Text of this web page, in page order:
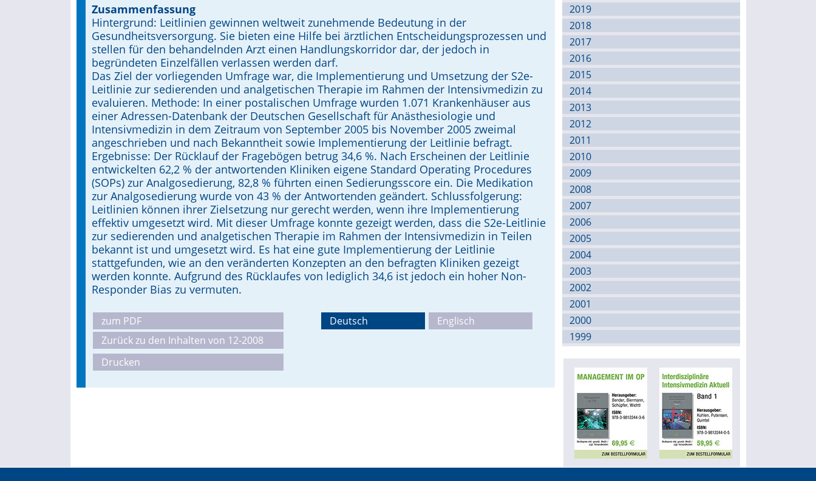
Zusammenfassung
Hintergrund: Leitlinien ge­winnen weltweit zunehmende Bedeutung in der
Gesundheitsversorgung. Sie bieten eine Hilfe bei ärztlichen Entscheidungsprozessen und
stellen für den behandelnden Arzt einen Handlungskorridor dar, der jedoch in
begründeten Einzelfällen verlassen werden darf.
Das Ziel der vorliegenden Umfrage war, die Implementierung und Umsetzung der S2e-
Leitlinie zur sedierenden und analgetischen Therapie im Rahmen der Intensivmedizin zu
evaluieren. Methode: In einer postalischen Umfrage wurden 1.071 Krankenhäuser aus
einer Adressen-Datenbank der Deutschen Gesellschaft für Anästhesiologie und
Intensivmedizin in dem Zeitraum von September 2005 bis November 2005 zweimal
angeschrieben und nach Bekanntheit sowie Implementierung der Leitlinie befragt.
Ergebnisse: Der Rücklauf der Fragebögen betrug 34,6 %. Nach Erscheinen der Leitlinie
entwickelten 62,2 % der antwortenden Kliniken eigene Standard Operating Procedures
(SOPs) zur Analgosedierung, 82,8 % führten einen Sedierungsscore ein. Die Medikation
zur Analgosedierung wurde von 43 % der Antwortenden geändert. Schlussfolgerung:
Leitlinien können ihrer Ziel­setzung nur gerecht werden, wenn ihre Implemen­tierung
effektiv umgesetzt wird. Mit dieser Umfrage konnte gezeigt werden, dass die S2e-Leitlinie
zur sedierenden und analgetischen Therapie im Rahmen der Intensivmedizin in Teilen
bekannt ist und umgesetzt wird. Es hat eine gute Implementierung der Leitlinie
stattgefunden, wie an den veränderten Konzepten an den befragten Kliniken gezeigt
werden konnte. Aufgrund des Rücklaufes von lediglich 34,6 ist jedoch ein hoher Non-
Responder Bias zu vermuten.
zum PDF
Zurück zu den Inhalten von 12-2008
Drucken
Deutsch Englisch
2019
2018
2017
2016
2015
2014
2013
2012
2011
2010
2009
2008
2007
2006
2005
2004
2003
2002
2001
2000
1999